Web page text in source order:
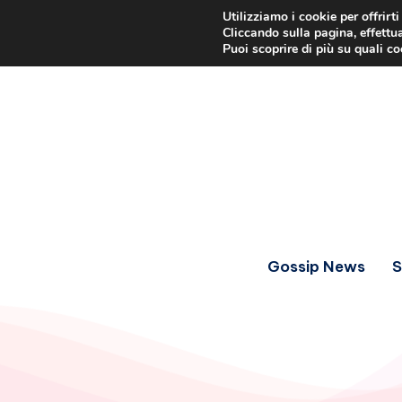
Gossip News
Utilizziamo i cookie per
Cliccando sulla pagina,
Puoi scoprire di più su quali